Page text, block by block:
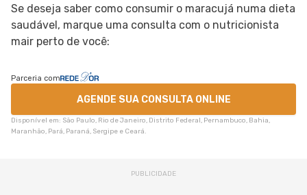
Se deseja saber como consumir o maracujá numa dieta
saudável, marque uma consulta com o nutricionista
mair perto de você:
Parceria com
AGENDE SUA CONSULTA ONLINE
Disponível em: São Paulo, Rio de Janeiro, Distrito Federal, Pernambuco, Bahia,
Maranhão, Pará, Paraná, Sergipe e Ceará.